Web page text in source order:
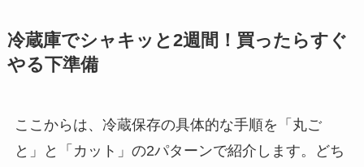
冷蔵庫でシャキッと2週間！買ったらすぐ
やる下準備
ここからは、冷蔵保存の具体的な手順を「丸ご
と」と「カット」の2パターンで紹介します。どち